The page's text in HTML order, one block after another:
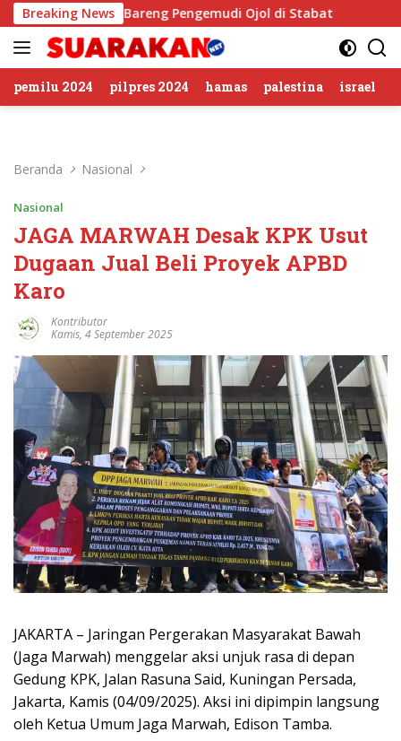
Langsung
ke
konten
Breaking News
Ngopi Bareng Pengemudi Ojol di Stabat Sambut
pemilu 2024 pilpres 2024 hamas palestina israel
Beranda Nasional
Nasional
JAGA MARWAH Desak KPK Usut
Dugaan Jual Beli Proyek APBD
Karo
Kontributor
Kamis, 4 September 2025
JAKARTA – Jaringan Pergerakan Masyarakat Bawah
(Jaga Marwah) menggelar aksi unjuk rasa di depan
Gedung KPK, Jalan Rasuna Said, Kuningan Persada,
Jakarta, Kamis (04/09/2025). Aksi ini dipimpin langsung
oleh Ketua Umum Jaga Marwah, Edison Tamba.